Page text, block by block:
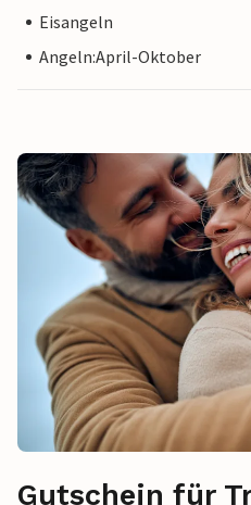
Eisangeln
Angeln:April-Oktober
Gutschein für